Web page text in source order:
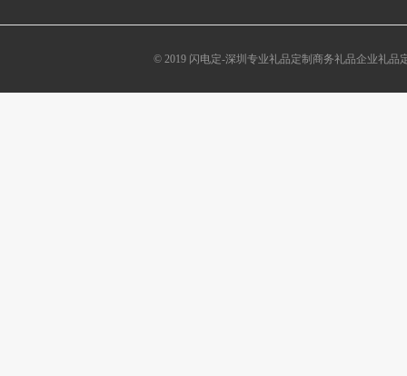
© 2019 闪电定-深圳专业礼品定制商务礼品企业礼